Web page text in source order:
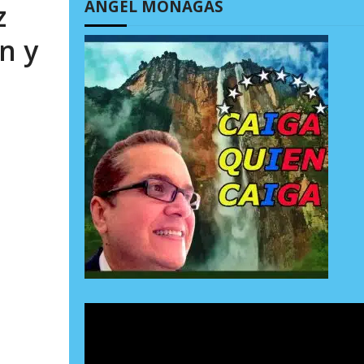
y
ÁNGEL MONAGAS